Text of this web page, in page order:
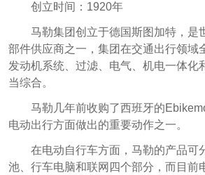
创立时间：1920年
马勒集团创立于德国斯图加特，是
部件供应商之一，集团在交通出行领域
发动机系统、过滤、电气、机电一体化
当综合。
马勒几年前收购了西班牙的
电动出行方面做出的重要动作之一。
在电动自行车方面，马勒的产品可
池、行车电脑和联网四个部分，而目前